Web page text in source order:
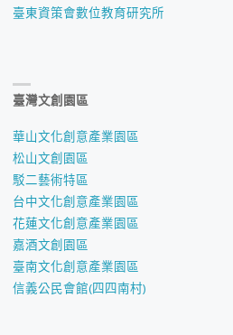
臺東資策會數位教育研究所
臺灣文創園區
華山文化創意產業園區
松山文創園區
駁二藝術特區
台中文化創意產業園區
花蓮文化創意產業園區
嘉酒文創園區
臺南文化創意產業園區
信義公民會館(四四南村)